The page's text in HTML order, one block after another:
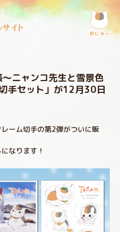
イト
めにゅ〜
ニャンコ先生と雪景色
手セット」が12月30日
ーム切手の第2弾がついに販
なります！